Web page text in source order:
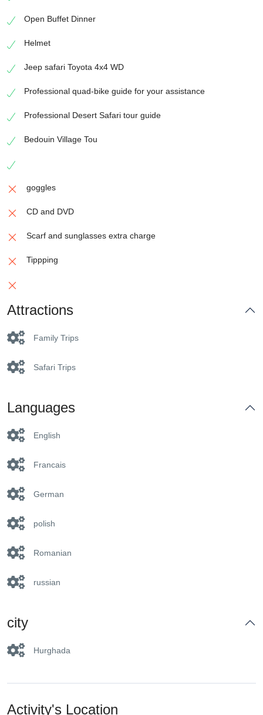
Open Buffet Dinner
Helmet
Jeep safari Toyota 4x4 WD
Professional quad-bike guide for your assistance
Professional Desert Safari tour guide
Bedouin Village Tou
goggles
CD and DVD
Scarf and sunglasses extra charge
Tippping
Attractions
Family Trips
Safari Trips
Languages
English
Francais
German
polish
Romanian
russian
city
Hurghada
Activity's Location